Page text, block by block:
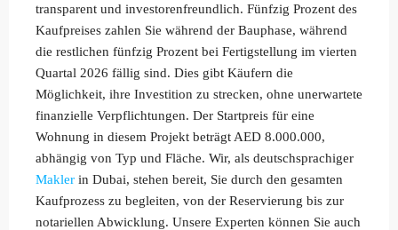
transparent und investorenfreundlich. Fünfzig Prozent des
Kaufpreises zahlen Sie während der Bauphase, während
die restlichen fünfzig Prozent bei Fertigstellung im vierten
Quartal 2026 fällig sind. Dies gibt Käufern die
Möglichkeit, ihre Investition zu strecken, ohne unerwartete
finanzielle Verpflichtungen. Der Startpreis für eine
Wohnung in diesem Projekt beträgt AED 8.000.000,
abhängig von Typ und Fläche. Wir, als deutschsprachiger
Makler in Dubai, stehen bereit, Sie durch den gesamten
Kaufprozess zu begleiten, von der Reservierung bis zur
notariellen Abwicklung. Unsere Experten können Sie auch